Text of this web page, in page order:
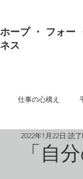
ホープ ・ フォー
ネス
仕事の心構え
理・価値・知恵・真実
「自
2022年1月22日 読